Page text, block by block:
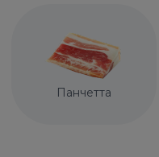
Панчетта